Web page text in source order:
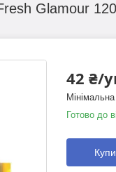
Glamour
42 ₴/
Готово до